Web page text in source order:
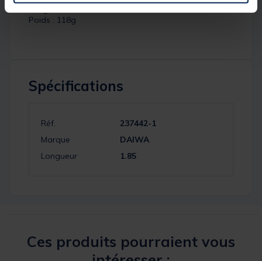
Poids : 118g
Spécifications
Réf.
237442-1
Marque
DAIWA
Longueur
1.85
Ces produits pourraient vous